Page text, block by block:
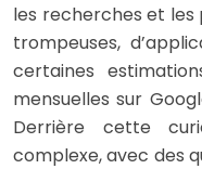
les recherches et
trompeuses,
certaines
mensuelles sur
Derrière cette
complexe, avec des